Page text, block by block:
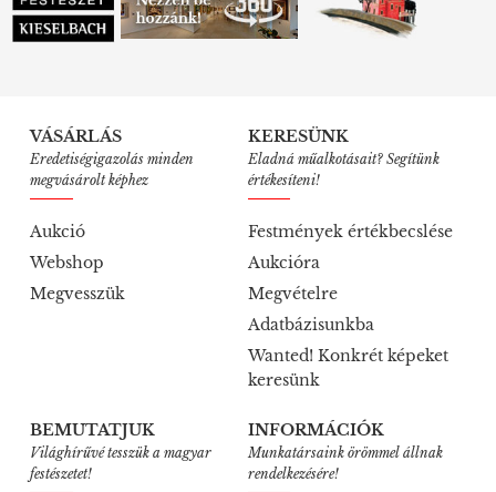
VÁSÁRLÁS
Eredetiségigazolás minden
megvásárolt képhez
Aukció
Webshop
Megvesszük
KERESÜNK
Eladná műalkotásait? Segítünk
értékesíteni!
Festmények értékbecslése
Aukcióra
Megvételre
Adatbázisunkba
Wanted! Konkrét képeket
keresünk
BEMUTATJUK
Világhírűvé tesszük a magyar
festészetet!
INFORMÁCIÓK
Munkatársaink örömmel állnak
rendelkezésére!